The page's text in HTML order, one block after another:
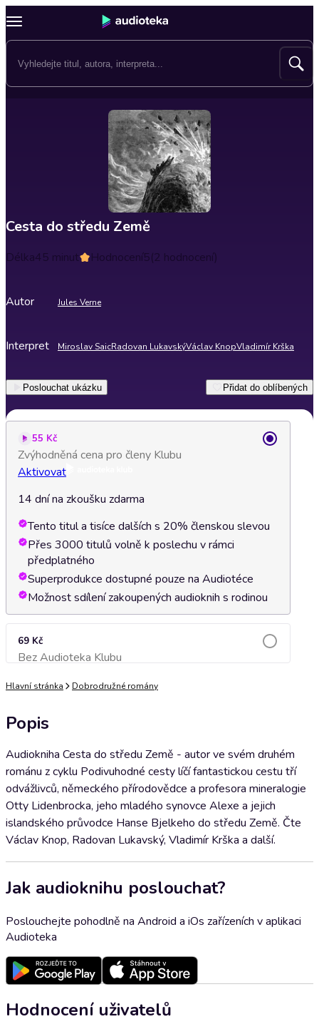
Cesta do středu Země
Délka45 minut Hodnocení5(2 hodnocení)
Autor Jules Verne
Interpret Miroslav SaicRadovan LukavskýVáclav KnopVladimír Krška
Poslouchat ukázku Přidat do oblíbených
55 Kč
Zvýhodněná cena pro členy Klubu
Aktivovat
14 dní na zkoušku zdarma
Tento titul a tisíce dalších s 20% členskou slevou
Přes 3000 titulů volně k poslechu v rámci
předplatného
Superprodukce dostupné pouze na Audiotéce
Možnost sdílení zakoupených audioknih s rodinou
69 Kč
Bez Audioteka KlubuPřidat do košíku
Hlavní stránka Dobrodružné romány
Popis
Audiokniha Cesta do středu Země - autor ve svém druhém
románu z cyklu Podivuhodné cesty líčí fantastickou cestu tří
odvážlivců, německého přírodovědce a profesora mineralogie
Otty Lidenbrocka, jeho mladého synovce Alexe a jejich
islandského průvodce Hanse Bjelkeho do středu Země. Čte
Václav Knop, Radovan Lukavský, Vladimír Krška a další.
Jak audioknihu poslouchat?
Poslouchejte pohodlně na Android a iOs zařízeních v aplikaci
Audioteka
Hodnocení uživatelů